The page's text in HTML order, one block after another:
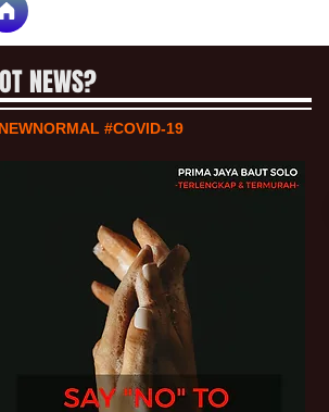
NEWS?
#COVID-19